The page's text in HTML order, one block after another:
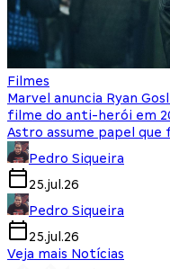
Filmes
Marvel anuncia Ryan
filme do anti-herói em
Astro assume papel que
Pedro Siqueira
25.jul.26
Pedro Siqueira
25.jul.26
Veja mais Notícias